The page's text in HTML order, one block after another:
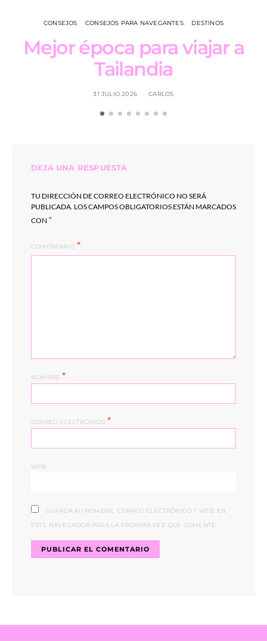
CONSEJOS CONSEJOS PARA NAVEGANTES DESTINOS
Mejor época para viajar a
Tailandia
31 JULIO 2026 CARLOS
DEJA UNA RESPUESTA
TU DIRECCIÓN DE CORREO ELECTRÓNICO NO SERÁ
PUBLICADA. LOS CAMPOS OBLIGATORIOS ESTÁN MARCADOS
CON *
COMENTARIO
NOMBRE*
CORREO ELECTRÓNICO *
WEB
GUARDA MI NOMBRE, CORREO ELECTRÓNICO Y WEB EN
ESTE NAVEGADOR PARA LA PRÓXIMA VEZ QUE COMENTE.